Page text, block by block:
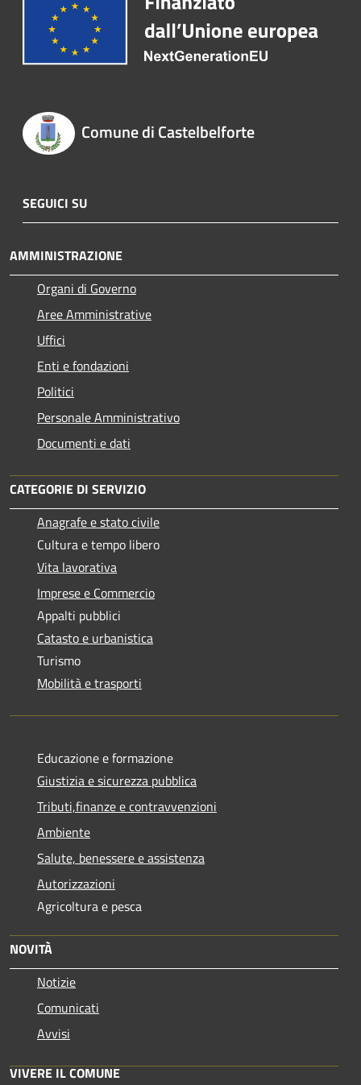
Comune di Castelbelforte
SEGUICI SU
AMMINISTRAZIONE
Organi di Governo
Aree Amministrative
Uffici
Enti e fondazioni
Politici
Personale Amministrativo
Documenti e dati
CATEGORIE DI SERVIZIO
Anagrafe e stato civile
Cultura e tempo libero
Vita lavorativa
Imprese e Commercio
Appalti pubblici
Catasto e urbanistica
Turismo
Mobilità e trasporti
Educazione e formazione
Giustizia e sicurezza pubblica
Tributi,finanze e contravvenzioni
Ambiente
Salute, benessere e assistenza
Autorizzazioni
Agricoltura e pesca
NOVITÀ
Notizie
Comunicati
Avvisi
VIVERE IL COMUNE